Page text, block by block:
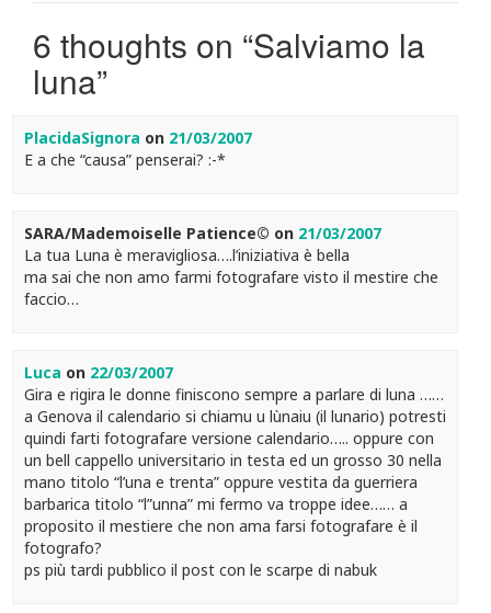
6 thoughts on “Salviamo la
luna”
PlacidaSignora on 21/03/2007
E a che “causa” penserai? :-*
SARA/Mademoiselle Patience© on 21/03/2007
La tua Luna è meravigliosa….l’iniziativa è bella
ma sai che non amo farmi fotografare visto il mestire che
faccio…
Luca on 22/03/2007
Gira e rigira le donne finiscono sempre a parlare di luna ……
a Genova il calendario si chiamu u lùnaiu (il lunario) potresti
quindi farti fotografare versione calendario….. oppure con
un bell cappello universitario in testa ed un grosso 30 nella
mano titolo “l’una e trenta” oppure vestita da guerriera
barbarica titolo “l”unna” mi fermo va troppe idee…… a
proposito il mestiere che non ama farsi fotografare è il
fotografo?
ps più tardi pubblico il post con le scarpe di nabuk